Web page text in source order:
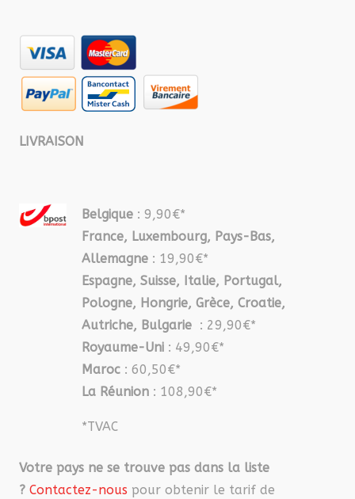
LIVRAISON
Belgique : 9,90€*
France, Luxembourg, Pays-Bas,
Allemagne : 19,90€*
Espagne, Suisse, Italie, Portugal,
Pologne, Hongrie, Grèce, Croatie,
Autriche, Bulgarie : 29,90€*
Royaume-Uni : 49,90€*
Maroc : 60,50€*
La Réunion : 108,90€*
*TVAC
Votre pays ne se trouve pas dans la liste
? Contactez-nous pour obtenir le tarif de